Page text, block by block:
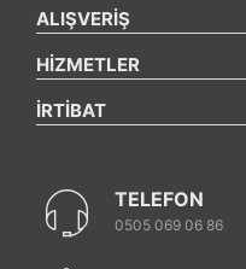
ALIŞVERİŞ
HİZMETLER
İRTİBAT
TELEFON
0505 069 06 86